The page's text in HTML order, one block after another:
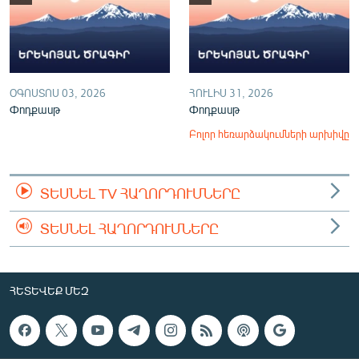
ՕԳՈՍՏՈՍ 03, 2026
Փոդքասթ
ՀՈՒԼԻՍ 31, 2026
Փոդքասթ
Բոլոր հեռարձակումների արխիվը
ՏԵՍՆԵԼ TV ՀԱՂՈՐԴՈՒՄՆԵՐԸ
ՏԵՍՆԵԼ ՀԱՂՈՐԴՈՒՄՆԵՐԸ
ՀԵՏԵՎԵՔ ՄԵԶ